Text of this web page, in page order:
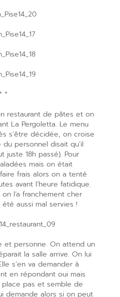
*
restaurant de pâtes et on
La Pergoletta. Le menu
s’être décidée, on croise
personnel disait qu’il
juste 18h passé). Pour
mais on était
frais alors on a tenté
avant l’heure fatidique.
l’a franchement cher
été aussi mal servies !
et personne. On attend un
la salle arrive. On lui
s’en va demander à
en répondant oui mais
place pas et semble de
demande alors si on peut